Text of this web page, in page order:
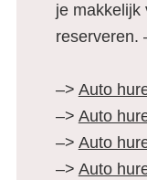
je makkelijk
reserveren.
–> Auto
–> Auto
–> Auto
–> Auto